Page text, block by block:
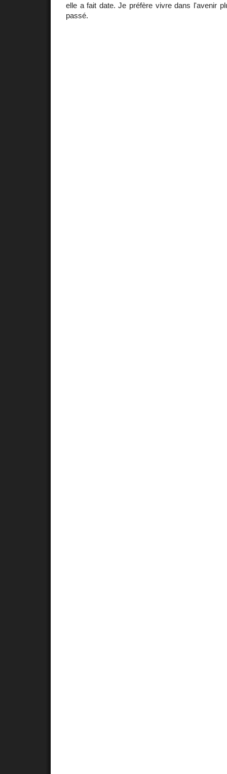
elle a fait date. Je préfère vivre dans l'avenir
passé.